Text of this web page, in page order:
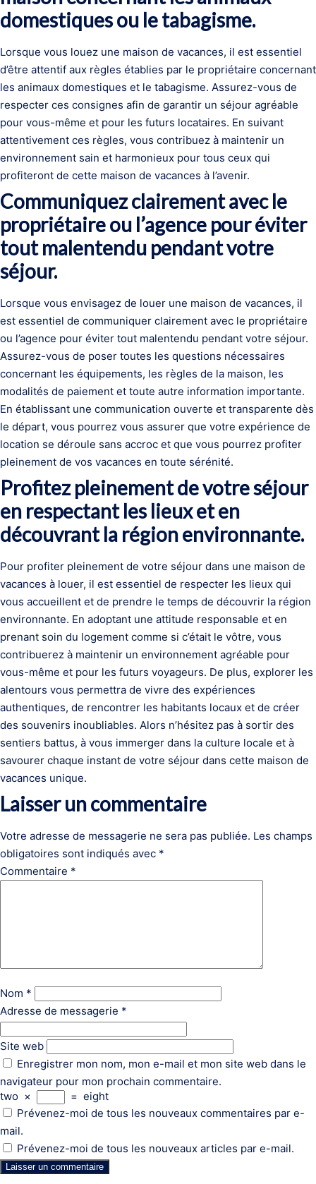
domestiques ou le tabagisme.
Lorsque vous louez une maison de vacances, il est essentiel
d’être attentif aux règles établies par le propriétaire concernant
les animaux domestiques et le tabagisme. Assurez-vous de
respecter ces consignes afin de garantir un séjour agréable
pour vous-même et pour les futurs locataires. En suivant
attentivement ces règles, vous contribuez à maintenir un
environnement sain et harmonieux pour tous ceux qui
profiteront de cette maison de vacances à l’avenir.
Communiquez clairement avec le
propriétaire ou l’agence pour éviter
tout malentendu pendant votre
séjour.
Lorsque vous envisagez de louer une maison de vacances, il
est essentiel de communiquer clairement avec le propriétaire
ou l’agence pour éviter tout malentendu pendant votre séjour.
Assurez-vous de poser toutes les questions nécessaires
concernant les équipements, les règles de la maison, les
modalités de paiement et toute autre information importante.
En établissant une communication ouverte et transparente dès
le départ, vous pourrez vous assurer que votre expérience de
location se déroule sans accroc et que vous pourrez profiter
pleinement de vos vacances en toute sérénité.
Profitez pleinement de votre séjour
en respectant les lieux et en
découvrant la région environnante.
Pour profiter pleinement de votre séjour dans une maison de
vacances à louer, il est essentiel de respecter les lieux qui
vous accueillent et de prendre le temps de découvrir la région
environnante. En adoptant une attitude responsable et en
prenant soin du logement comme si c’était le vôtre, vous
contribuerez à maintenir un environnement agréable pour
vous-même et pour les futurs voyageurs. De plus, explorer les
alentours vous permettra de vivre des expériences
authentiques, de rencontrer les habitants locaux et de créer
des souvenirs inoubliables. Alors n’hésitez pas à sortir des
sentiers battus, à vous immerger dans la culture locale et à
savourer chaque instant de votre séjour dans cette maison de
vacances unique.
Laisser un commentaire
Votre adresse de messagerie ne sera pas publiée. Les champs
obligatoires sont indiqués avec *
Commentaire *
Nom *
Adresse de messagerie *
Site web
Enregistrer mon nom, mon e-mail et mon site web dans le
navigateur pour mon prochain commentaire.
two × = eight
Prévenez-moi de tous les nouveaux commentaires par e-
mail.
Prévenez-moi de tous les nouveaux articles par e-mail.